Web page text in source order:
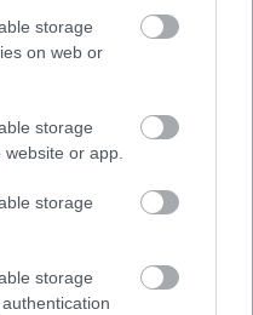
storage
on web or
storage
or app.
storage
storage
víziközművekről?
vezetéken
megújításával is készül
ötszázadik